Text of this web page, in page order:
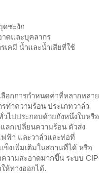
ดชะงัก
าดและบุคลากร
เคมี น้ำและน้ำเสียที่ใช้
อกการกำหนดค่าที่หลากหลาย
ทำความร้อน ประเภทวาล์ว
วไปประกอบด้วยถังหนึ่งใบหรือ
ลกเปลี่ยนความร้อน ตัวส่ง
า และวาล์วและท่อที่
ข็งเพิ่มเติมในสถานที่ได้ หรือ
วามสะอาดมากขึ้น ระบบ CIP
ห้ทางออกได้.